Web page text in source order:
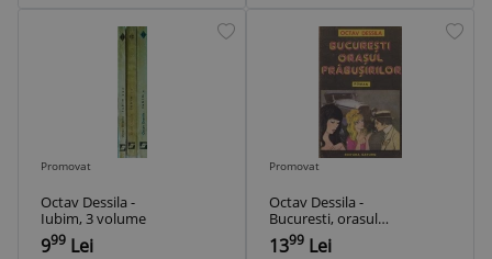
Promovat
Octav Dessila -
Iubim, 3 volume
999 Lei
Promovat
Octav Dessila -
Bucuresti, orasul
prabusirilor
1399 Lei